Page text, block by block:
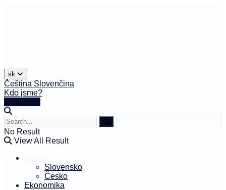
sk
Čeština Slovenčina
Kdo jsme?
No Result
View All Result
Slovensko
Česko
Ekonomika